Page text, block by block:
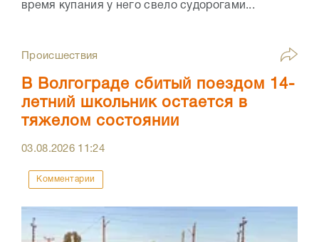
время купания у него свело судорогами...
Происшествия
В Волгограде сбитый поездом 14-
летний школьник остается в
тяжелом состоянии
03.08.2026 11:24
Комментарии